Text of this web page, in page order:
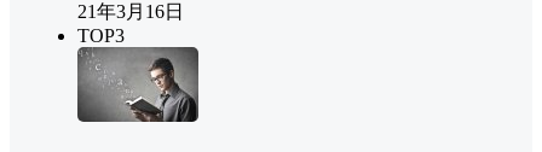
21年3月16日
TOP3